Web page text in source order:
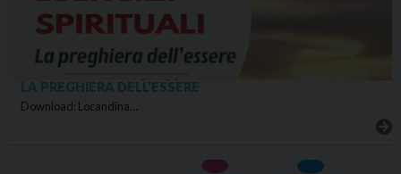
LA PREGHIERA DELL’ESSERE
Download: Locandina…